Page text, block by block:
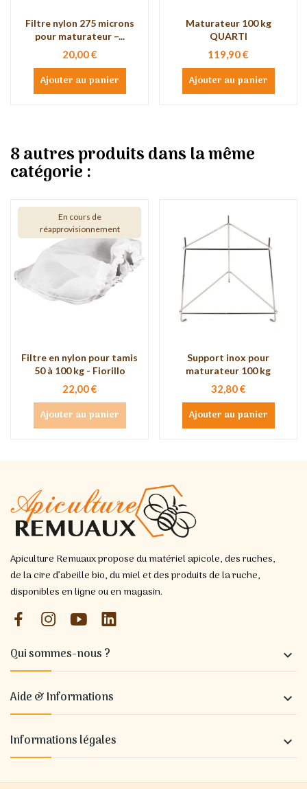
Filtre nylon 275 microns
pour maturateur –...
20,00 €
Ajouter au panier
Maturateur 100 kg
QUARTI
119,90 €
Ajouter au panier
8 autres produits dans la même
catégorie :
En cours de
réapprovisionnement
Filtre en nylon pour tamis
50 à 100 kg - Fiorillo
22,00 €
Ajouter au panier
Support inox pour
maturateur 100 kg
32,80 €
Ajouter au panier
Apiculture Remuaux propose du matériel apicole, des ruches,
de la cire d’abeille bio, du miel et des produits de la ruche,
disponibles en ligne ou en magasin.
Qui sommes-nous ? 
Aide & Informations 
Informations légales 